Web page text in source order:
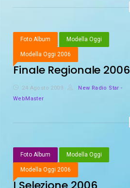
Foto Album Modella Oggi
Modella Oggi 2006
Finale Regionale 2006
24 Agosto 2009
New Radio Star -
WebMaster
Foto Album Modella Oggi
Modella Oggi 2006